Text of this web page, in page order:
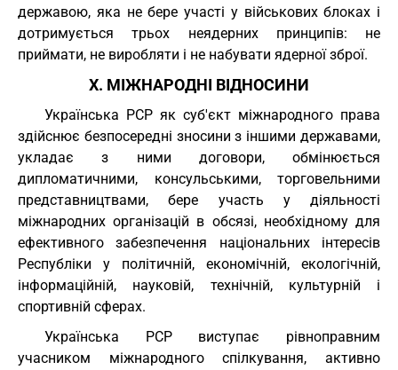
державою, яка не бере участі у військових блоках і
дотримується трьох неядерних принципів: не
приймати, не виробляти і не набувати ядерної зброї.
X. МІЖНАРОДНІ ВІДНОСИНИ
Українська РСР як суб'єкт міжнародного права
здійснює безпосередні зносини з іншими державами,
укладає з ними договори, обмінюється
дипломатичними, консульськими, торговельними
представництвами, бере участь у діяльності
міжнародних організацій в обсязі, необхідному для
ефективного забезпечення національних інтересів
Республіки у політичній, економічній, екологічній,
інформаційній, науковій, технічній, культурній і
спортивній сферах.
Українська РСР виступає рівноправним
учасником міжнародного спілкування, активно